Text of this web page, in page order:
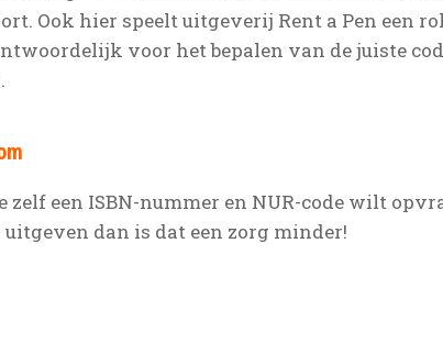
Ook hier speelt uitgeverij Rent a Pen een
voor het bepalen van de juiste
zelf een ISBN-nummer en NUR-code wilt
uitgeven dan is dat een zorg minder!